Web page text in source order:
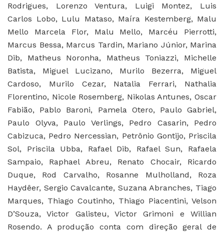
Rodrigues, Lorenzo Ventura, Luigi Montez, Luis
Carlos Lobo, Lulu Mataso, Maíra Kestemberg, Malu
Mello Marcela Flor, Malu Mello, Marcéu Pierrotti,
Marcus Bessa, Marcus Tardin, Mariano Júnior, Marina
Dib, Matheus Noronha, Matheus Toniazzi, Michelle
Batista, Miguel Lucizano, Murilo Bezerra, Miguel
Cardoso, Murilo Cezar, Natalia Ferrari, Nathalia
Florentino, Nicole Rosemberg, Nikolas Antunes, Oscar
Fabião, Pablo Baroni, Pamela Otero, Paulo Gabriel,
Paulo Olyva, Paulo Verlings, Pedro Casarin, Pedro
Cabizuca, Pedro Nercessian, Petrônio Gontijo, Priscila
Sol, Priscila Ubba, Rafael Dib, Rafael Sun, Rafaela
Sampaio, Raphael Abreu, Renato Chocair, Ricardo
Duque, Rod Carvalho, Rosanne Mulholland, Roza
Haydêer, Sergio Cavalcante, Suzana Abranches, Tiago
Marques, Thiago Coutinho, Thiago Piacentini, Velson
D’Souza, Victor Galisteu, Victor Grimoni e Willian
Rosendo. A produção conta com direção geral de